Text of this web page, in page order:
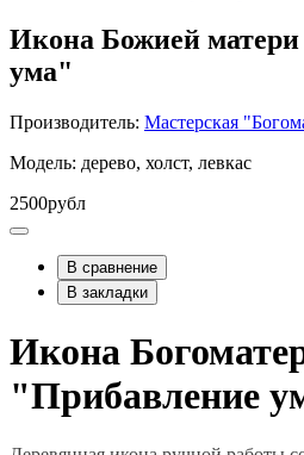
Икона Божией
ума"
Производитель: Мастерская
Модель: дерево, холст, левкас
2500рубл
В сравнение
В закладки
Икона
"Прибавление